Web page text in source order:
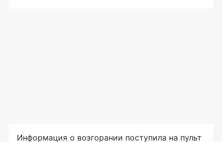
Информация о возгорании поступила на пульт